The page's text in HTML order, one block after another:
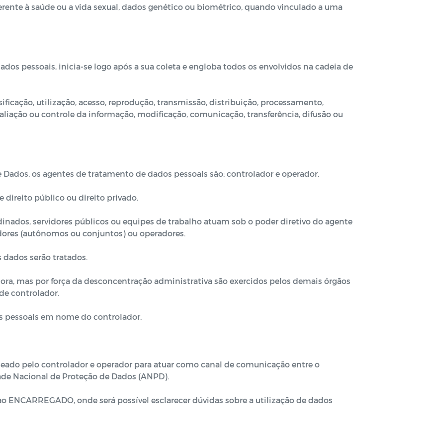
à saúde ou a vida sexual, dados genético ou biométrico, quando vinculado a uma
pessoais, inicia-se logo após a sua coleta e engloba todos os envolvidos na cadeia de
utilização, acesso, reprodução, transmissão, distribuição, processamento,
ou controle da informação, modificação, comunicação, transferência, difusão ou
os agentes de tratamento de dados pessoais são: controlador e operador.
direito público ou direito privado.
servidores públicos ou equipes de trabalho atuam sob o poder diretivo do agente
(autônomos ou conjuntos) ou operadores.
serão tratados.
mas por força da desconcentração administrativa são exercidos pelos demais órgãos
controlador.
em nome do controlador.
pelo controlador e operador para atuar como canal de comunicação entre o
Nacional de Proteção de Dados (ANPD).
ENCARREGADO, onde será possível esclarecer dúvidas sobre a utilização de dados